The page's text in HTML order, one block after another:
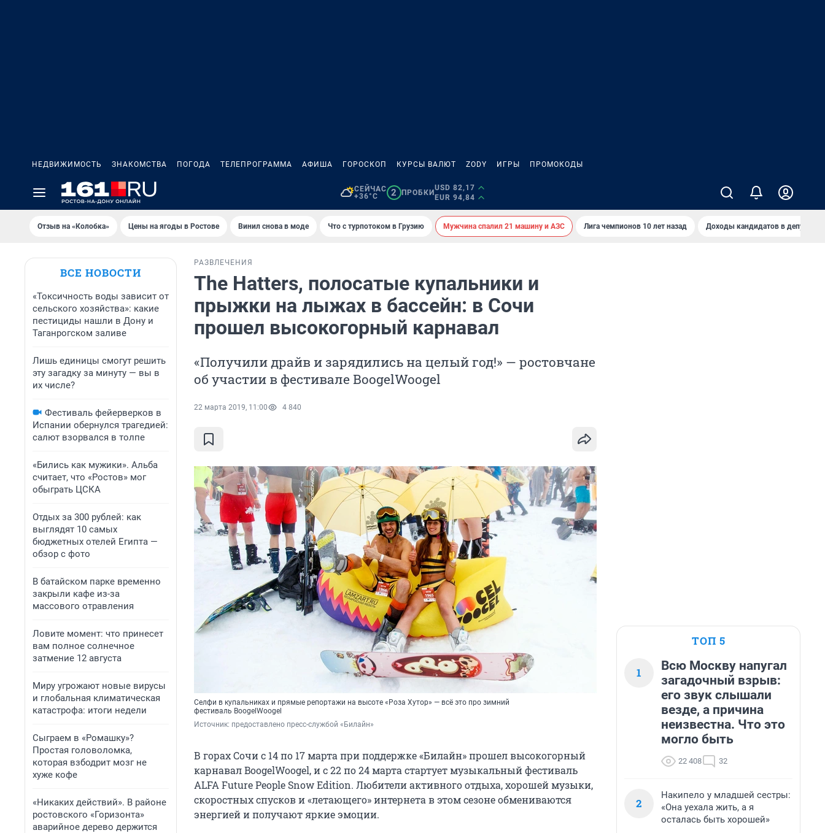
НЕДВИЖИМОСТЬ ЗНАКОМСТВА ПОГОДА ТЕЛЕПРОГРАММА АФИША ГОРОСКОП КУРСЫ ВАЛЮТ ZODY ИГРЫ ПРОМОКОДЫ
СЕЙЧАС
+36°C
2 ПРОБКИ
USD 82,17
EUR 94,84
Отзыв на «Колобка» Цены на ягоды в Ростове Винил снова в моде Что с турпотоком в Грузию Мужчина спалил 21 машину и АЗС Лига чемпионов 10 лет назад Доходы кандидатов в депутаты
ВСЕ НОВОСТИ
«Токсичность воды зависит от
сельского хозяйства»: какие
пестициды нашли в Дону и
Таганрогском заливе
Лишь единицы смогут решить
эту загадку за минуту — вы в
их числе?
Фестиваль фейерверков в
Испании обернулся трагедией:
салют взорвался в толпе
«Бились как мужики». Альба
считает, что «Ростов» мог
обыграть ЦСКА
Отдых за 300 рублей: как
выглядят 10 самых
бюджетных отелей Египта —
обзор с фото
В батайском парке временно
закрыли кафе из-за
массового отравления
Ловите момент: что принесет
вам полное солнечное
затмение 12 августа
Миру угрожают новые вирусы
и глобальная климатическая
катастрофа: итоги недели
Сыграем в «Ромашку»?
Простая головоломка,
которая взбодрит мозг не
хуже кофе
«Никаких действий». В районе
ростовского «Горизонта»
аварийное дерево держится
РАЗВЛЕЧЕНИЯ
The Hatters, полосатые купальники и
прыжки на лыжах в бассейн: в Сочи
прошел высокогорный карнавал
«Получили драйв и зарядились на целый год!» — ростовчане
об участии в фестивале BoogelWoogel
22 марта 2019, 11:00 4 840
Селфи в купальниках и прямые репортажи на высоте «Роза Хутор» — всё это про зимний
фестиваль BoogelWoogel
Источник: предоставлено пресс-службой «Билайн»
В горах Сочи с 14 по 17 марта при поддержке «Билайн» прошел высокогорный
карнавал BoogelWoogel, и с 22 по 24 марта стартует музыкальный фестиваль
ALFA Future People Snow Edition. Любители активного отдыха, хорошей музыки,
скоростных спусков и «летающего» интернета в этом сезоне обмениваются
энергией и получают яркие эмоции.
ТОП 5
1
Всю Москву напугал
загадочный взрыв:
его звук слышали
везде, а причина
неизвестна. Что это
могло быть
22 408 32
2
Накипело у младшей сестры:
«Она уехала жить, а я
осталась быть хорошей»